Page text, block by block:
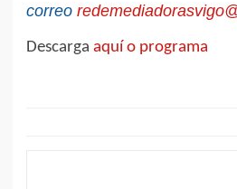
correo
Descarga aquí o programa